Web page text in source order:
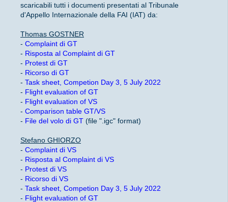
scaricabili tutti i documenti presentati al Tribunale
d'Appello Internazionale della FAI (IAT) da:
Thomas GOSTNER
- Complaint di GT
- Risposta al Complaint di GT
- Protest di GT
- Ricorso di GT
- Task sheet, Competion Day 3, 5 July 2022
- Flight evaluation of GT
- Flight evaluation of VS
- Comparison table GT/VS
- File del volo di GT (file ".igc" format)
Stefano GHIORZO
- Complaint di VS
- Risposta al Complaint di VS
- Protest di VS
- Ricorso di VS
- Task sheet, Competion Day 3, 5 July 2022
- Flight evaluation of GT